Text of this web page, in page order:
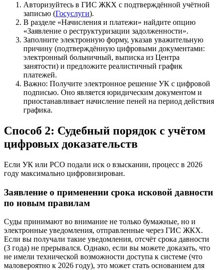
Авторизуйтесь в ГИС ЖКХ с подтверждённой учётной
записью (Госуслуги).
В разделе «Начисления и платежи» найдите опцию
«Заявление о реструктуризации задолженности».
Заполните электронную форму, указав уважительную
причину (подтверждённую цифровыми документами:
электронный больничный, выписка из Центра
занятости) и предложите реалистичный график
платежей.
Важно: Получите электронное решение УК с цифровой
подписью. Оно является юридическим документом и
приостанавливает начисление пеней на период действия
графика.
Способ 2: Судебный порядок с учётом
цифровых доказательств
Если УК или РСО подали иск о взыскании, процесс в 2026
году максимально цифровизирован.
Заявление о применении срока исковой давности
по новым правилам
Суды принимают во внимание не только бумажные, но и
электронные уведомления, отправленные через ГИС ЖКХ.
Если вы получали такие уведомления, отсчёт срока давности
(3 года) не прерывался. Однако, если вы можете доказать, что
не имели технической возможности доступа к системе (что
маловероятно к 2026 году), это может стать основанием для